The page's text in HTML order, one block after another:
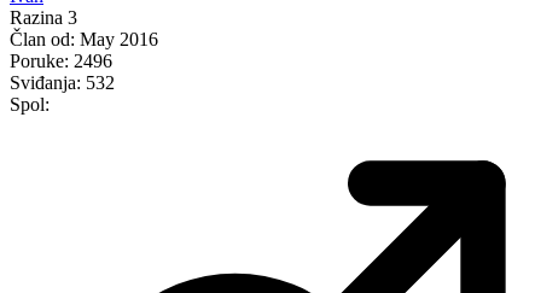
Razina 3
Član od: May 2016
Poruke: 2496
Sviđanja: 532
Spol: